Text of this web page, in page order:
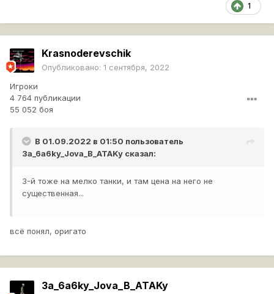
1
Krasnoderevschik
Опубликовано: 1 сентября, 2022
Игроки
4 764 публикации
55 052 боя
В 01.09.2022 в 01:50 пользователь
3a_6a6ky_Jova_B_ATAKy сказал:
3-й тоже на мелко танки, и там цена на него не
существенная...
всё понял, оригато
3a_6a6ky_Jova_B_ATAKy